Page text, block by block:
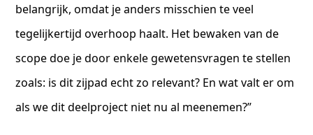
belangrijk, omdat je anders misschien te veel
tegelijkertijd overhoop haalt. Het bewaken van de
scope doe je door enkele gewetensvragen te stellen
zoals: is dit zijpad echt zo relevant? En wat valt er om
als we dit deelproject niet nu al meenemen?”